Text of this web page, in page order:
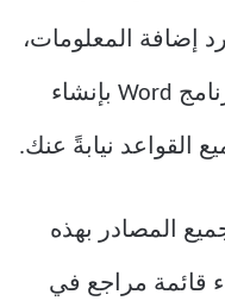
إضافة المعلومات،
انقر فوق “موافق”، وسيقوم برنامج Word بإنشاء
القواعد نيابةً عنك.
المصادر بهذه
قائمة مراجع في